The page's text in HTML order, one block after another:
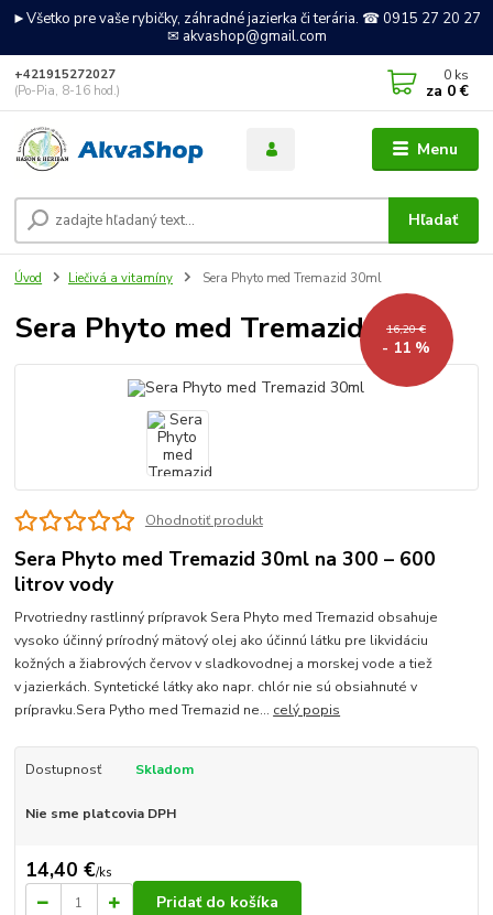
►Všetko pre vaše rybičky, záhradné jazierka či terária. ☎ 0915 27 20 27
✉ akvashop@gmail.com
Menu
Hľadať
+421915272027
(Po-Pia, 8-16 hod.)
0 ks
za 0 €
Úvod Liečivá a vitamíny Sera Phyto med Tremazid 30ml
Sera Phyto med Tremazid 30ml
16,20 €
- 11 %
Ohodnotiť produkt
Sera Phyto med Tremazid 30ml na 300 – 600
litrov vody
Prvotriedny rastlinný prípravok Sera Phyto med Tremazid obsahuje
vysoko účinný prírodný mätový olej ako účinnú látku pre likvidáciu
kožných a žiabrových červov v sladkovodnej a morskej vode a tiež
v jazierkách. Syntetické látky ako napr. chlór nie sú obsiahnuté v
prípravku.Sera Pytho med Tremazid ne... celý popis
Dostupnosť Skladom
Nie sme platcovia DPH
14,40 €/ks
Pridať do košíka